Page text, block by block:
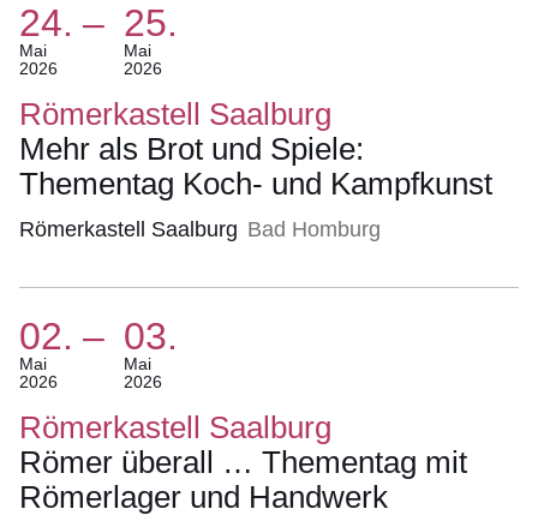
24.
Mai
2026
– 25.
Mai
2026
(Termin:
24.
Mai
Bis
25.
Mai
Römerkastell Saalburg
Mehr als Brot und Spiele:
Thementag Koch- und Kampfkunst
Römerkastell Saalburg Bad Homburg
02.
Mai
2026
– 03.
Mai
2026
(Termin:
02.
Mai
2026
Bis
03.
Römerkastell Saalburg
Römer überall … Thementag mit
Römerlager und Handwerk